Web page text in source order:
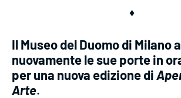
♦
IlMuseo del Duomo di Milano
nuovamente le sue porte in
per una nuova edizione di
Arte.